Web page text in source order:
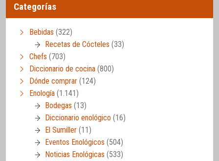
Categorías
Bebidas (322)
Recetas de Cócteles (33)
Chefs (703)
Diccionario de cocina (800)
Dónde comprar (124)
Enología (1.141)
Bodegas (13)
Diccionario enológico (16)
El Sumiller (11)
Eventos Enológicos (504)
Noticias Enológicas (533)